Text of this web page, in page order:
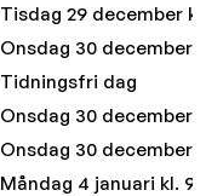
Tisdag 29 december
Onsdag 30 december
Tidningsfri dag
Onsdag 30 december
Onsdag 30 december
Måndag 4 januari kl. 9